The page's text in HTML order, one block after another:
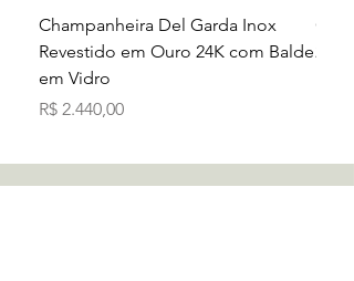
Champanheira Del Garda Inox
Revestido em Ouro 24K com Balde
em Vidro
Preço
R$ 2.440,00